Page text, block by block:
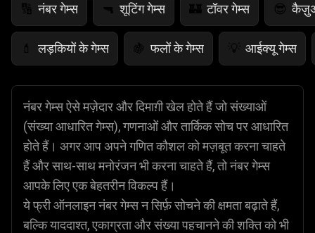
🔢 नंबर गेम्स 🔫 शूटिंग गेम्स 🏰 टॉवर गेम्स 😎
💄 लड़कियों के गेम्स 🍇 फलों के गेम्स 💡 आईक्यू गेम्स
नंबर गेम्स ऐसे मज़ेदार और दिमाग़ी खेल होते हैं जो संख्याओं
(संख्या आधारित गेम्स), गणनाओं और तार्किक सोच पर आधारित
होते हैं। अगर आप अपने गणित कौशल को मज़बूत करना चाहते
हैं और साथ-साथ मनोरंजन भी करना चाहते हैं, तो नंबर गेम्स
आपके लिए एक बेहतरीन विकल्प हैं।
ये फ्री ऑनलाइन नंबर गेम्स न सिर्फ़ सोचने की क्षमता बढ़ाते हैं,
बल्कि याददाश्त, एकाग्रता और संख्या पहचानने की शक्ति को भी